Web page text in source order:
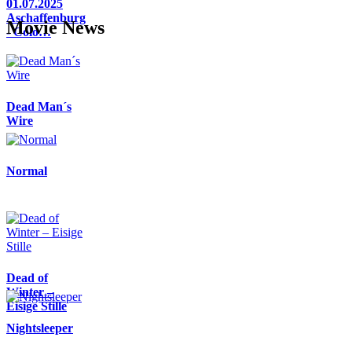
01.07.2025
Aschaffenburg
- Colo…
Movie News
Dead Man´s
Wire
Normal
Dead of
Winter –
Eisige Stille
Nightsleeper